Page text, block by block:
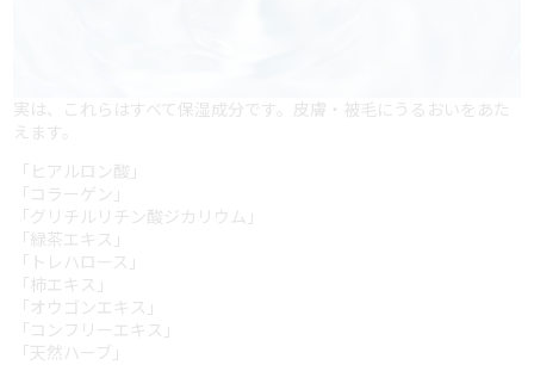
実は、これらはすべて保湿成分です。皮膚・被毛にうるおいをあた
えます。
「ヒアルロン酸」
「コラーゲン」
「グリチルリチン酸ジカリウム」
「緑茶エキス」
「トレハロース」
「柿エキス」
「オウゴンエキス」
「コンフリーエキス」
「天然ハーブ」